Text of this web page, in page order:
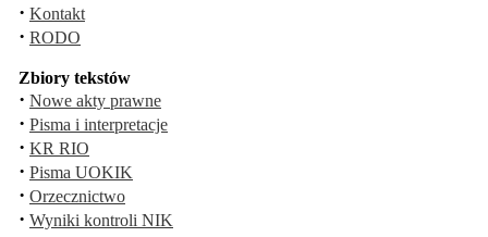
· Kontakt
· RODO
Zbiory tekstów
· Nowe akty prawne
· Pisma i interpretacje
· KR RIO
· Pisma UOKIK
· Orzecznictwo
· Wyniki kontroli NIK